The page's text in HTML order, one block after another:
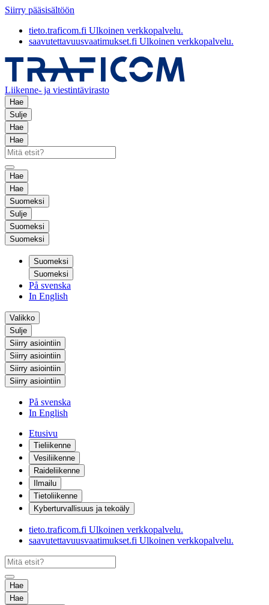
Siirry pääsisältöön
tieto.traficom.fi Ulkoinen verkkopalvelu.
saavutettavuusvaatimukset.fi Ulkoinen verkkopalvelu.
Liikenne- ja viestintävirasto
Hae
Sulje
Hae
Hae
Hae
Hae
Suomeksi
Sulje
Suomeksi
Suomeksi
Suomeksi
Suomeksi
På svenska
In English
Valikko
Sulje
Siirry asiointiin
Siirry asiointiin
Siirry asiointiin
Siirry asiointiin
På svenska
In English
Etusivu
Tieliikenne
Vesiliikenne
Raideliikenne
Ilmailu
Tietoliikenne
Kyberturvallisuus ja tekoäly
tieto.traficom.fi Ulkoinen verkkopalvelu.
saavutettavuusvaatimukset.fi Ulkoinen verkkopalvelu.
Hae
Hae